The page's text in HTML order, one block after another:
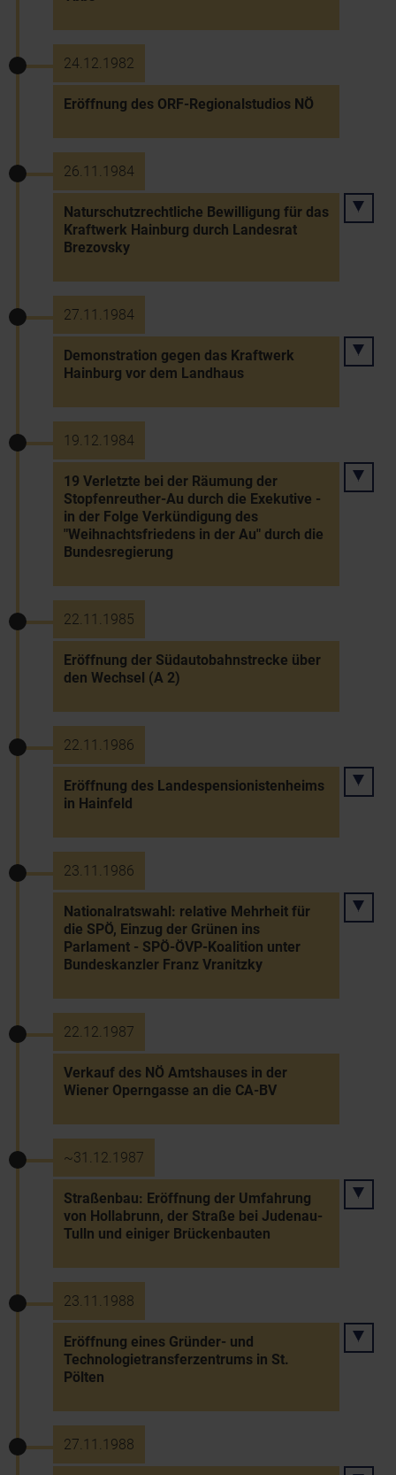
24.12.1982
Eröffnung des ORF-Regionalstudios NÖ
26.11.1984
Naturschutzrechtliche Bewilligung für das
Kraftwerk Hainburg durch Landesrat
Brezovsky
27.11.1984
Demonstration gegen das Kraftwerk
Hainburg vor dem Landhaus
19.12.1984
19 Verletzte bei der Räumung der
Stopfenreuther-Au durch die Exekutive -
in der Folge Verkündigung des
"Weihnachtsfriedens in der Au" durch die
Bundesregierung
22.11.1985
Eröffnung der Südautobahnstrecke über
den Wechsel (A 2)
22.11.1986
Eröffnung des Landespensionistenheims
in Hainfeld
23.11.1986
Nationalratswahl: relative Mehrheit für
die SPÖ, Einzug der Grünen ins
Parlament - SPÖ-ÖVP-Koalition unter
Bundeskanzler Franz Vranitzky
22.12.1987
Verkauf des NÖ Amtshauses in der
Wiener Operngasse an die CA-BV
~31.12.1987
Straßenbau: Eröffnung der Umfahrung
von Hollabrunn, der Straße bei Judenau-
Tulln und einiger Brückenbauten
23.11.1988
Eröffnung eines Gründer- und
Technologietransferzentrums in St.
Pölten
27.11.1988